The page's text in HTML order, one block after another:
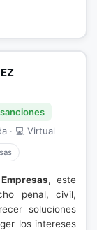
· 💻 Virtual
, este
penal, civil,
soluciones
los intereses